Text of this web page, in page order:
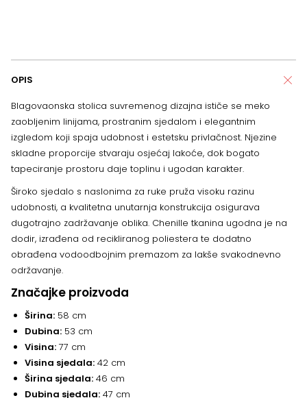
OPIS
Blagovaonska stolica suvremenog dizajna ističe se meko
zaobljenim linijama, prostranim sjedalom i elegantnim
izgledom koji spaja udobnost i estetsku privlačnost. Njezine
skladne proporcije stvaraju osjećaj lakoće, dok bogato
tapeciranje prostoru daje toplinu i ugodan karakter.
Široko sjedalo s naslonima za ruke pruža visoku razinu
udobnosti, a kvalitetna unutarnja konstrukcija osigurava
dugotrajno zadržavanje oblika. Chenille tkanina ugodna je na
dodir, izrađena od recikliranog poliestera te dodatno
obrađena vodoodbojnim premazom za lakše svakodnevno
održavanje.
Značajke proizvoda
Širina: 58 cm
Dubina: 53 cm
Visina: 77 cm
Visina sjedala: 42 cm
Širina sjedala: 46 cm
Dubina sjedala: 47 cm